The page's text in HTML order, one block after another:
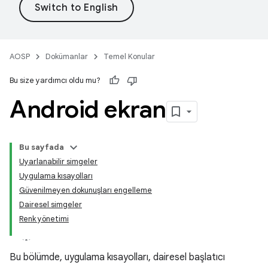
AOSP Dokümanlar Temel Konular
Bu size yardımcı oldu mu?
Android ekran
Bu sayfada
Uyarlanabilir simgeler
Uygulama kısayolları
Güvenilmeyen dokunuşları engelleme
Dairesel simgeler
Renk yönetimi
Bu bölümde, uygulama kısayolları, dairesel başlatıcı